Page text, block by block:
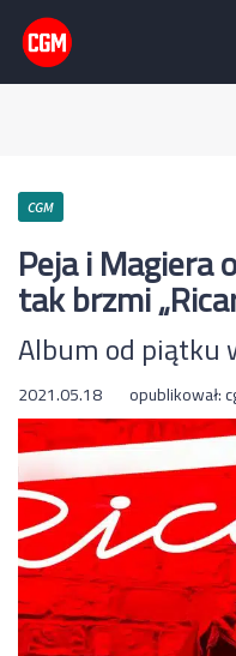
CGM
Peja i Magiera
tak brzmi
Album od piątku
2021.05.18 opublikował: